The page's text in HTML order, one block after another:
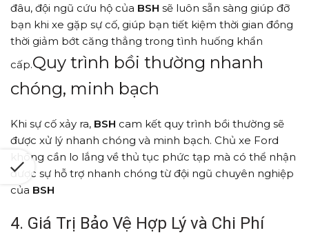
đâu, đội ngũ cứu hộ của BSH sẽ luôn sẵn sàng giúp đỡ
bạn khi xe gặp sự cố, giúp bạn tiết kiệm thời gian đồng
thời giảm bớt căng thẳng trong tình huống khẩn
cấp.Quy trình bồi thường nhanh
chóng, minh bạch
Khi sự cố xảy ra, BSH cam kết quy trình bồi thường sẽ
được xử lý nhanh chóng và minh bạch. Chủ xe Ford
không cần lo lắng về thủ tục phức tạp mà có thể nhận
được sự hỗ trợ nhanh chóng từ đội ngũ chuyên nghiệp
của BSH
4. Giá Trị Bảo Vệ Hợp Lý và Chi Phí